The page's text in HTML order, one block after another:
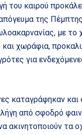
του καιρού
της
με το
και χωράφια,
για
καταγράφηκαν και
από σφοδρό
ακινητοποιούν τα